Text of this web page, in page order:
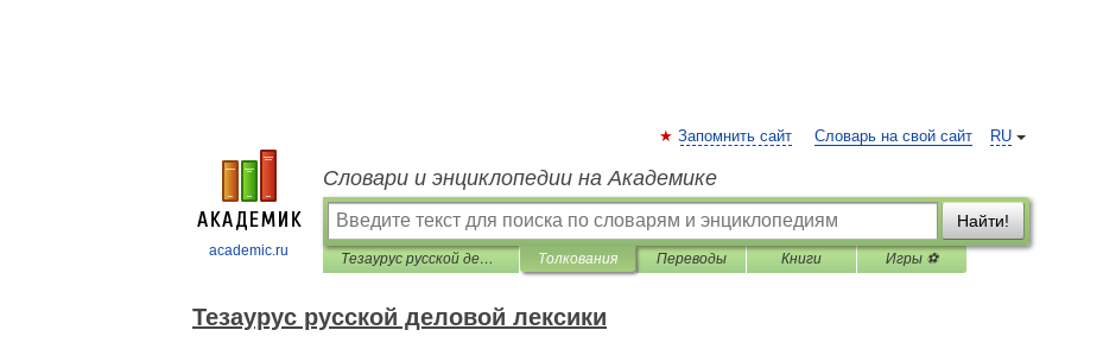
academic.ru
RU
Запомнить сайт Словарь на свой сайт
Словари и энциклопедии на Академике
Найти!
Тезаурус русской деловой лексики Толкования Переводы Книги Игры ⚽
Тезаурус русской деловой лексики